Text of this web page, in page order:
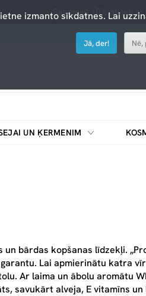
Saņemiet 10% atlaidi
UN ĶERMENIM
bārdas kopšanas līdzekļi.
Lai apmierinātu katra
Ar laima un ābolu aromātu
savukārt alveja, E vitamīns
izmanto sīkdatnes. Lai
Jā, der! Nē,